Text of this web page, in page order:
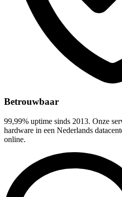
Betrouwbaar
99,99% uptime sinds 2013. Onze
hardware in een Nederlands
online.